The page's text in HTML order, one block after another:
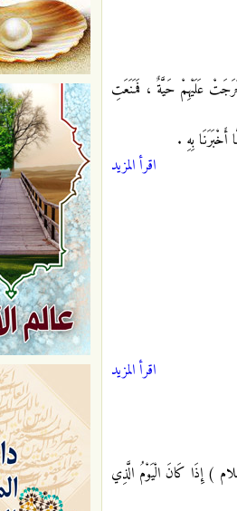
خَرَجَتْ عَلَيْهِمْ حَيَّةٌ ، فَمَنَعَتِ
أَخْبَرَنَا بِهِ .
اقرأ المزيد
اقرأ المزيد
) إِذَا كَانَ الْيَوْمُ الَّذِي